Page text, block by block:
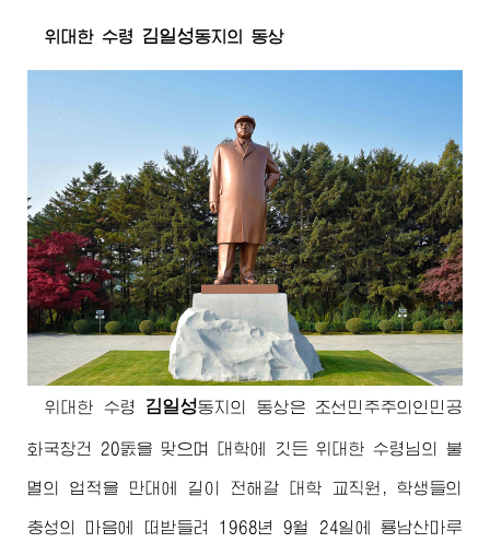
위대한 수령 김일성동지 의 동상
위대한 수령 김일성동지 의 동상은 조선민주주의인민공
화국창건 20돐을 맞으며 대학에 깃든 위대한 수령님 의 불
멸의 업적을 만대에 길이 전해갈 대학 교직원, 학생들의
충성의 마음에 떠받들려 1968년 9월 24일에 룡남산마루